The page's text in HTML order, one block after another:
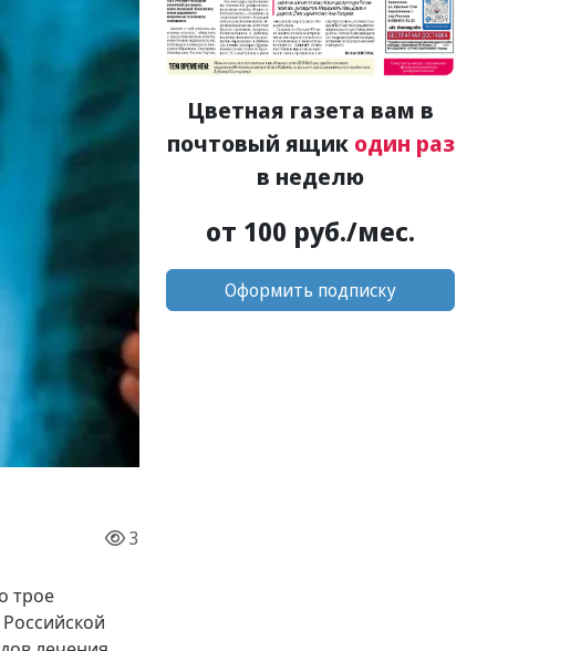
3
трое
Цветная газета вам в
почтовый ящик один раз
в неделю
от 100 руб./мес.
Оформить подписку